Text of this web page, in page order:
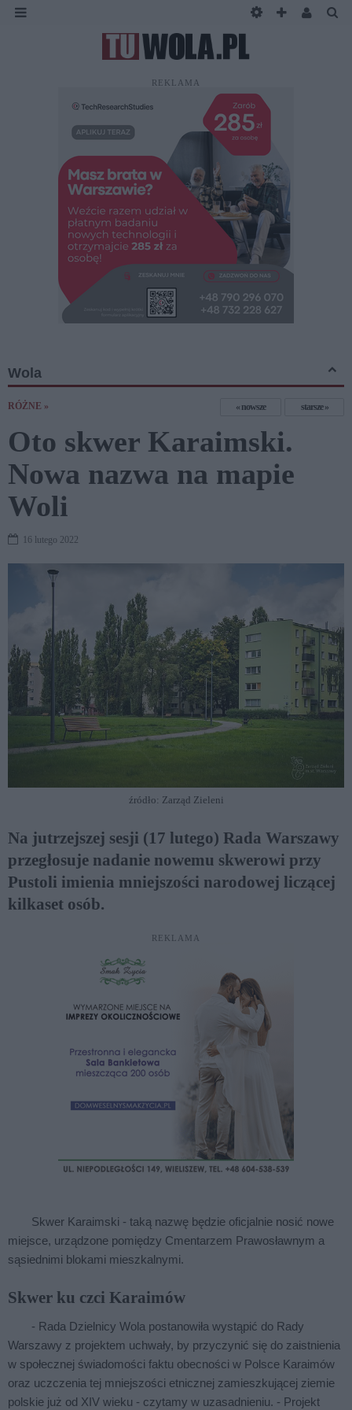
REKLAMA
Wola
RÓŻNE » nowsze starsze
Oto skwer Karaimski.
Nowa nazwa na mapie
Woli
16 lutego 2022
źródło: Zarząd Zieleni
Na jutrzejszej sesji (17 lutego) Rada Warszawy
przegłosuje nadanie nowemu skwerowi przy
Pustoli imienia mniejszości narodowej liczącej
kilkaset osób.
REKLAMA
Skwer Karaimski - taką nazwę będzie oficjalnie nosić nowe
miejsce, urządzone pomiędzy Cmentarzem Prawosławnym a
sąsiednimi blokami mieszkalnymi.
Skwer ku czci Karaimów
- Rada Dzielnicy Wola postanowiła wystąpić do Rady
Warszawy z projektem uchwały, by przyczynić się do zaistnienia
w społecznej świadomości faktu obecności w Polsce Karaimów
oraz uczczenia tej mniejszości etnicznej zamieszkującej ziemie
polskie już od XIV wieku - czytamy w uzasadnieniu. - Projekt